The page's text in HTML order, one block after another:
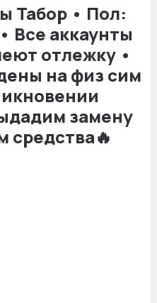
Табор • Пол:
аккаунты
отлежку •
на физ сим
замену
средства🔥